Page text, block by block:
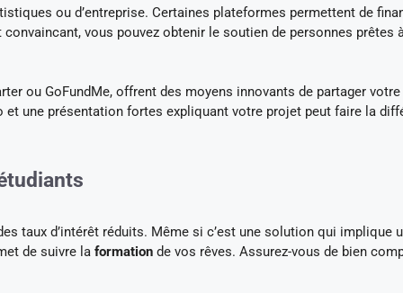
ou d’entreprise. Certaines plateformes permettent de
convaincant, vous pouvez obtenir le soutien de personnes prêtes
ou GoFundMe, offrent des moyens innovants de partager votre
une présentation fortes expliquant votre projet peut faire la
taux d’intérêt réduits. Même si c’est une solution qui implique
de suivre la formation de vos rêves. Assurez-vous de bien